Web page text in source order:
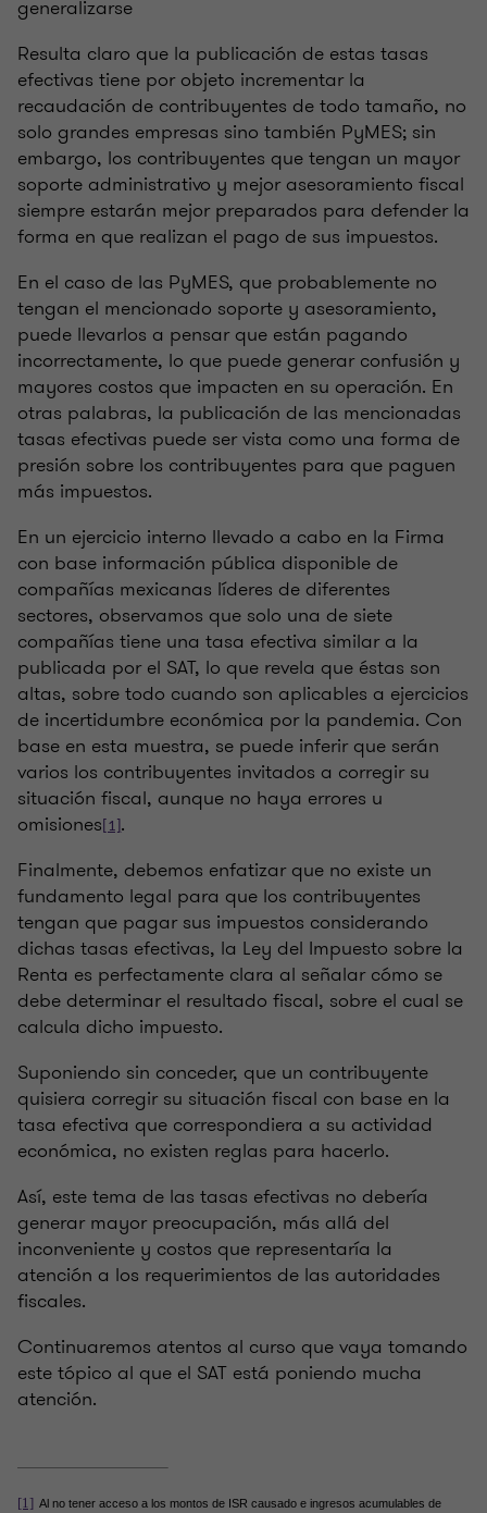
generalizarse
Resulta claro que la publicación de estas tasas
efectivas tiene por objeto incrementar la
recaudación de contribuyentes de todo tamaño, no
solo grandes empresas sino también PyMES; sin
embargo, los contribuyentes que tengan un mayor
soporte administrativo y mejor asesoramiento fiscal
siempre estarán mejor preparados para defender la
forma en que realizan el pago de sus impuestos.
En el caso de las PyMES, que probablemente no
tengan el mencionado soporte y asesoramiento,
puede llevarlos a pensar que están pagando
incorrectamente, lo que puede generar confusión y
mayores costos que impacten en su operación. En
otras palabras, la publicación de las mencionadas
tasas efectivas puede ser vista como una forma de
presión sobre los contribuyentes para que paguen
más impuestos.
En un ejercicio interno llevado a cabo en la Firma
con base información pública disponible de
compañías mexicanas líderes de diferentes
sectores, observamos que solo una de siete
compañías tiene una tasa efectiva similar a la
publicada por el SAT, lo que revela que éstas son
altas, sobre todo cuando son aplicables a ejercicios
de incertidumbre económica por la pandemia. Con
base en esta muestra, se puede inferir que serán
varios los contribuyentes invitados a corregir su
situación fiscal, aunque no haya errores u
omisiones [1] .
Finalmente, debemos enfatizar que no existe un
fundamento legal para que los contribuyentes
tengan que pagar sus impuestos considerando
dichas tasas efectivas, la Ley del Impuesto sobre la
Renta es perfectamente clara al señalar cómo se
debe determinar el resultado fiscal, sobre el cual se
calcula dicho impuesto.
Suponiendo sin conceder, que un contribuyente
quisiera corregir su situación fiscal con base en la
tasa efectiva que correspondiera a su actividad
económica, no existen reglas para hacerlo.
Así, este tema de las tasas efectivas no debería
generar mayor preocupación, más allá del
inconveniente y costos que representaría la
atención a los requerimientos de las autoridades
fiscales.
Continuaremos atentos al curso que vaya tomando
este tópico al que el SAT está poniendo mucha
atención.
[1] Al no tener acceso a los montos de ISR causado e ingresos acumulables de